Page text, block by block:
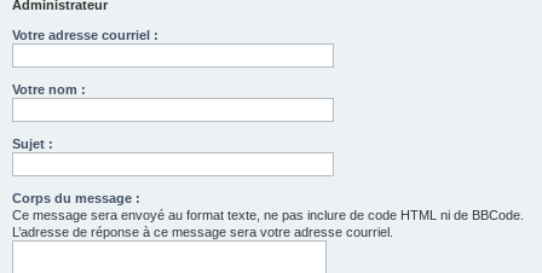
Administrateur
Votre adresse courriel :
Votre nom :
Sujet :
Corps du message :
Ce message sera envoyé au format texte, ne pas inclure de code HTML ni de BBCode.
L’adresse de réponse à ce message sera votre adresse courriel.